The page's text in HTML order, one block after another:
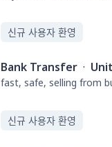
신규 사용자 환영
Bank Transfer ·
fast, safe, selling from
신규 사용자 환영